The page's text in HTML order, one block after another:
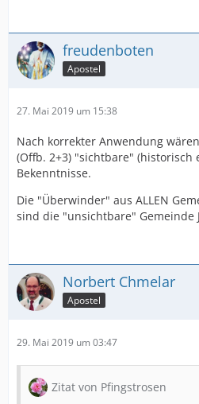
freudenboten
Apostel
27. Mai 2019 um 15:38
Nach korrekter Anwendung
(Offb. 2+3) "sichtbare" (historisch
Bekenntnisse.
Die "Überwinder" aus ALLEN
sind die "unsichtbare" Gemeinde
Norbert Chmelar
Apostel
29. Mai 2019 um 03:47
Zitat von Pfingstrosen